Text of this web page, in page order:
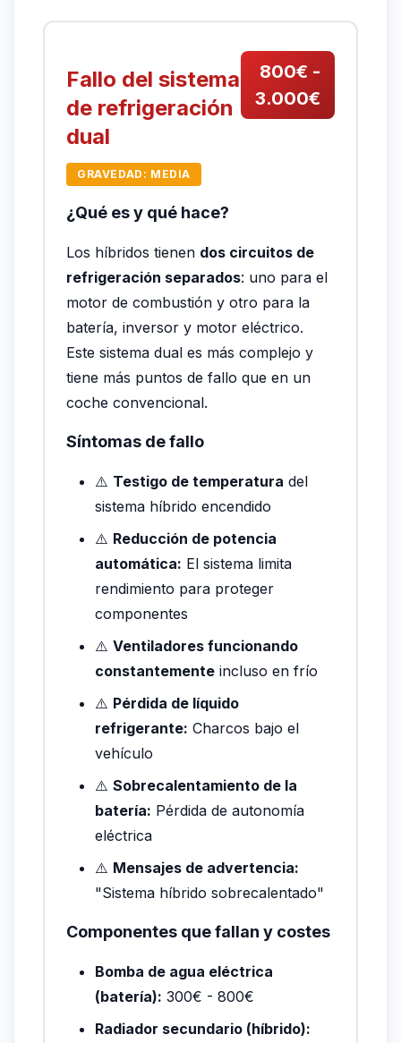
Fallo del sistema
de refrigeración
dual
GRAVEDAD: MEDIA
800€ -
3.000€
¿Qué es y qué hace?
Los híbridos tienen dos circuitos de
refrigeración separados: uno para el
motor de combustión y otro para la
batería, inversor y motor eléctrico.
Este sistema dual es más complejo y
tiene más puntos de fallo que en un
coche convencional.
Síntomas de fallo
⚠️ Testigo de temperatura del
sistema híbrido encendido
⚠️ Reducción de potencia
automática: El sistema limita
rendimiento para proteger
componentes
⚠️ Ventiladores funcionando
constantemente incluso en frío
⚠️ Pérdida de líquido
refrigerante: Charcos bajo el
vehículo
⚠️ Sobrecalentamiento de la
batería: Pérdida de autonomía
eléctrica
⚠️ Mensajes de advertencia:
"Sistema híbrido sobrecalentado"
Componentes que fallan y costes
Bomba de agua eléctrica
(batería): 300€ - 800€
Radiador secundario (híbrido):